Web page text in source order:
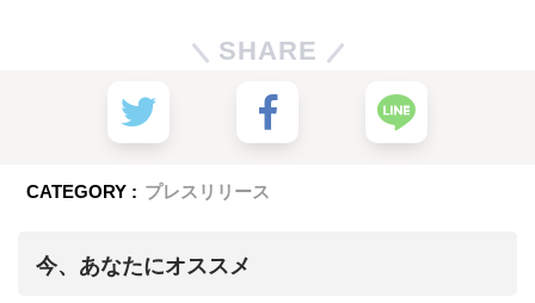
SHARE
CATEGORY : プレスリリース
今、あなたにオススメ